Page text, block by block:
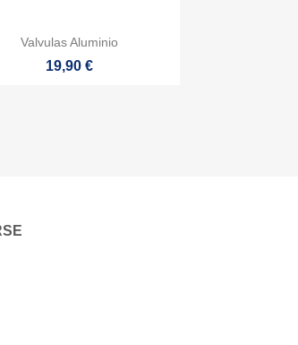
Vista rápida
Valvulas Aluminio
19,90 €